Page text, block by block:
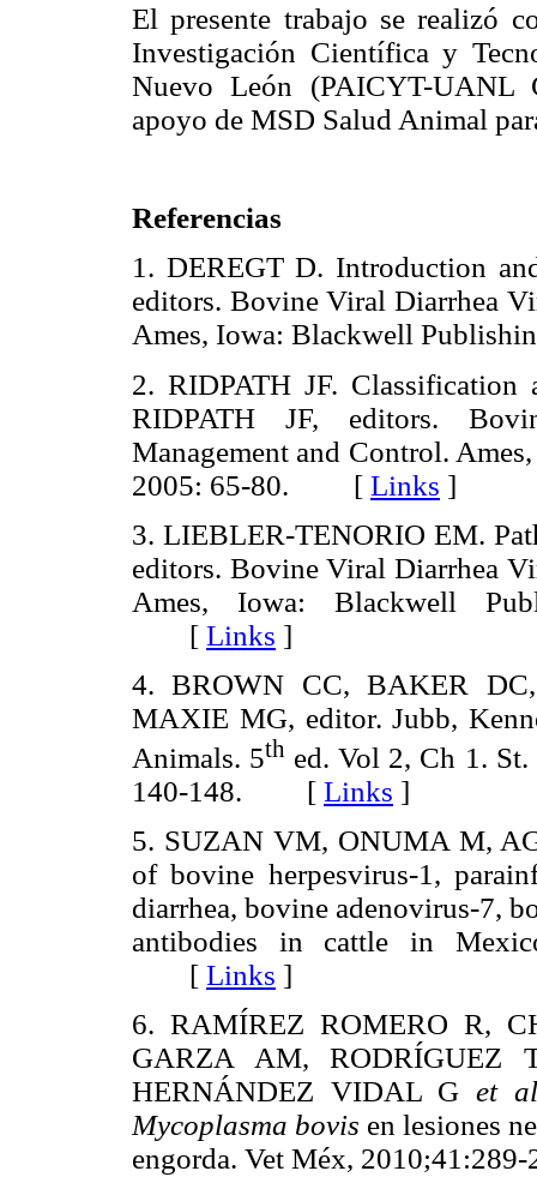
El presente trabajo se realizó
Investigación Científica y
Nuevo León (PAICYT-UANL
apoyo de MSD Salud Animal
Referencias
1. DEREGT D. Introduction
editors. Bovine Viral Diarrhea
Ames, Iowa: Blackwell
2. RIDPATH JF.
RIDPATH JF, editors.
Management and Control.
2005: 65-80. [ Links ]
3. LIEBLER-TENORIO EM.
editors. Bovine Viral Diarrhea
Ames, Iowa: Blackwell
[ Links ]
4. BROWN CC, BAKER
MAXIE MG, editor. Jubb,
Animals. 5th ed. Vol 2, Ch 1.
140-148. [ Links ]
5. SUZAN VM, ONUMA M,
of bovine herpesvirus-1,
diarrhea, bovine adenovirus-7,
antibodies in cattle in
[ Links ]
6. RAMÍREZ ROMERO R,
GARZA AM, RODRÍGUEZ
HERNÁNDEZ VIDAL Get al
Mycoplasma bovis en lesiones
engorda. Vet Méx,